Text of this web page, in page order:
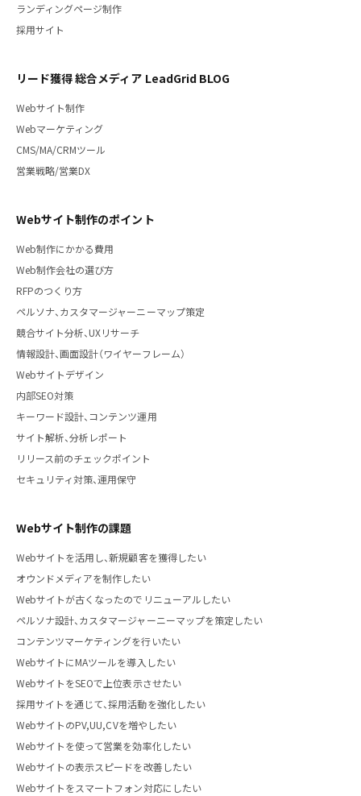
ランディングページ制作
採用サイト
リード獲得 総合メディア LeadGrid BLOG
Webサイト制作
Webマーケティング
CMS/MA/CRMツール
営業戦略/営業DX
Webサイト制作のポイント
Web制作にかかる費用
Web制作会社の選び方
RFPのつくり方
ペルソナ、カスタマージャーニーマップ策定
競合サイト分析、UXリサーチ
情報設計、画面設計（ワイヤーフレーム）
Webサイトデザイン
内部SEO対策
キーワード設計、コンテンツ運用
サイト解析、分析レポート
リリース前のチェックポイント
セキュリティ対策、運用保守
Webサイト制作の課題
Webサイトを活用し、新規顧客を獲得したい
オウンドメディアを制作したい
Webサイトが古くなったのでリニューアルしたい
ペルソナ設計、カスタマージャーニーマップを策定したい
コンテンツマーケティングを行いたい
WebサイトにMAツールを導入したい
WebサイトをSEOで上位表示させたい
採用サイトを通じて、採用活動を強化したい
WebサイトのPV,UU,CVを増やしたい
Webサイトを使って営業を効率化したい
Webサイトの表示スピードを改善したい
Webサイトをスマートフォン対応にしたい